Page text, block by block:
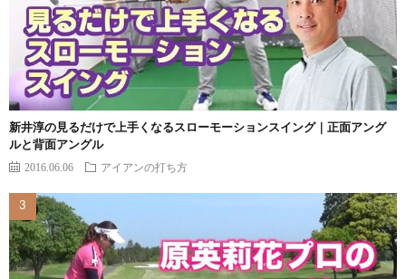
新井淳の見るだけで上手くなるスローモーションスイング｜正面アング
ルと背面アングル
2016.06.06 アイアンの打ち方